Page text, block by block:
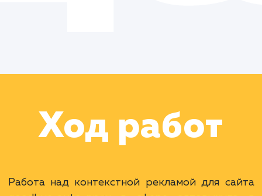
контекстную рекламу,
уменьшив спам и